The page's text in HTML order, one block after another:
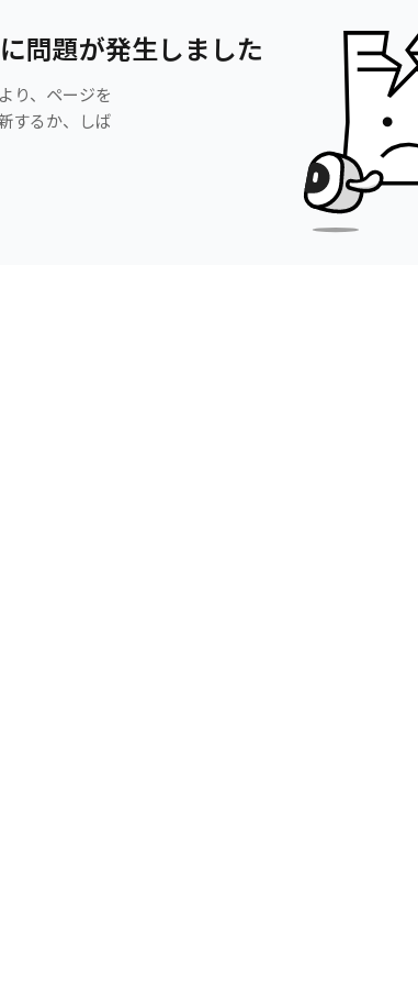
問題が発生しました
り、ページを
するか、しば